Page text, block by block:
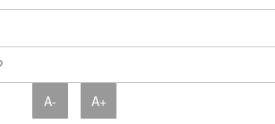
A- A+